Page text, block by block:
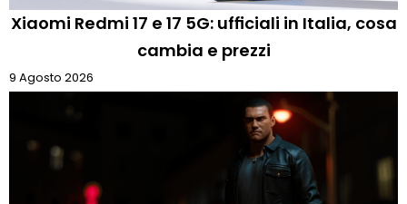
Xiaomi Redmi 17 e 17 5G: ufficiali in Italia, cosa
cambia e prezzi
9 Agosto 2026